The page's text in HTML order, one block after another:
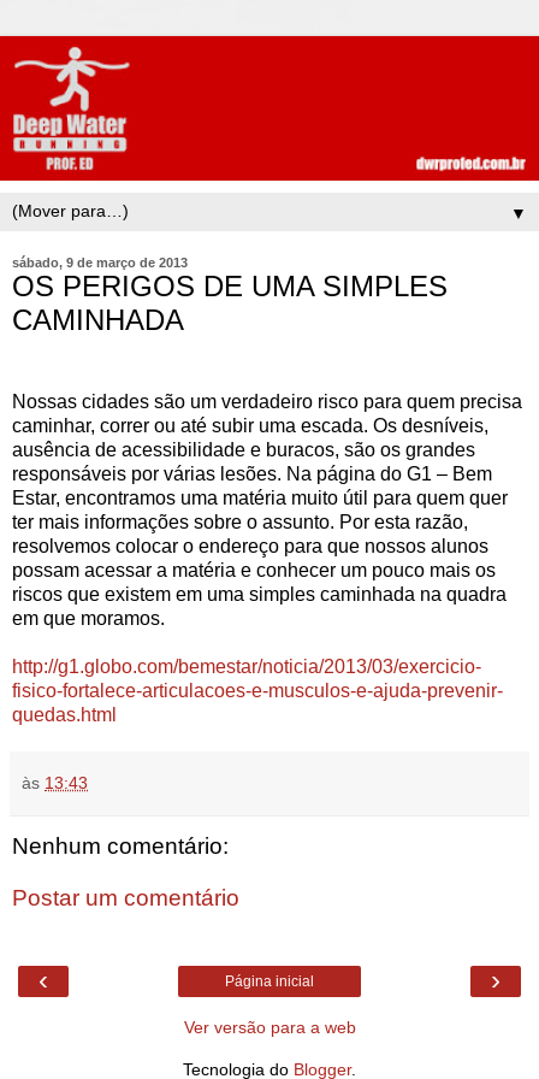
▼
sábado, 9 de março de 2013
OS PERIGOS DE UMA SIMPLES
CAMINHADA
Nossas cidades são um verdadeiro risco para quem precisa
caminhar, correr ou até subir uma escada. Os desníveis,
ausência de acessibilidade e buracos, são os grandes
responsáveis por várias lesões. Na página do G1 – Bem
Estar, encontramos uma matéria muito útil para quem quer
ter mais informações sobre o assunto. Por esta razão,
resolvemos colocar o endereço para que nossos alunos
possam acessar a matéria e conhecer um pouco mais os
riscos que existem em uma simples caminhada na quadra
em que moramos.
http://g1.globo.com/bemestar/noticia/2013/03/exercicio-
fisico-fortalece-articulacoes-e-musculos-e-ajuda-prevenir-
quedas.html
às 13:43
Nenhum comentário:
Postar um comentário
‹ ›
Página inicial
Ver versão para a web
Tecnologia do Blogger.